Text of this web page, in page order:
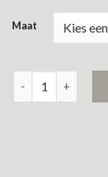
Maat